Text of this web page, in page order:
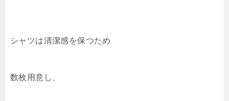
シャツは清潔感を保つため
数枚用意し、